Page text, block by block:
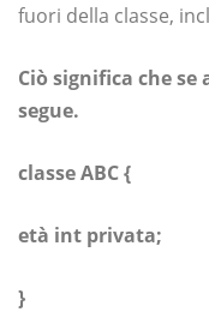
fuori della classe,
Ciò significa che se
segue.
classe ABC {
età int privata;
}